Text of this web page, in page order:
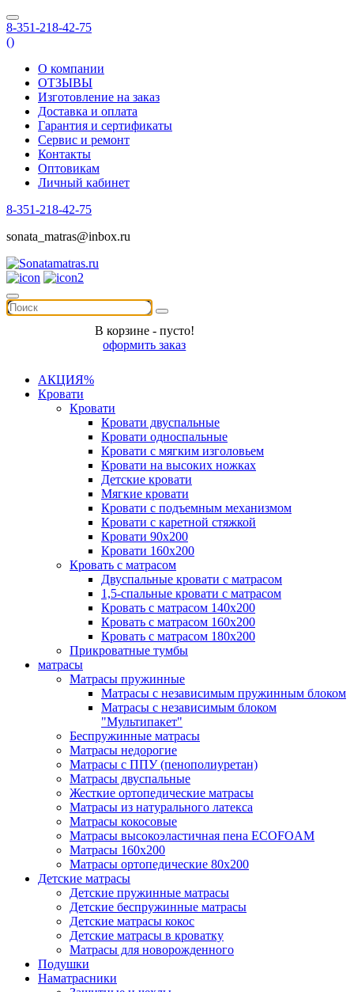
8-351-218-42-75
()
О компании
ОТЗЫВЫ
Изготовление на заказ
Доставка и оплата
Гарантия и сертификаты
Сервис и ремонт
Контакты
Оптовикам
Личный кабинет
8-351-218-42-75
sonata_matras@inbox.ru
В корзине - пусто!
оформить заказ
АКЦИЯ%
Кровати
Кровати
Кровати двуспальные
Кровати односпальные
Кровати с мягким изголовьем
Кровати на высоких ножках
Детские кровати
Мягкие кровати
Кровати с подъемным механизмом
Кровати с каретной стяжкой
Кровати 90х200
Кровати 160х200
Кровать с матрасом
Двуспальные кровати с матрасом
1,5-спальные кровати с матрасом
Кровать с матрасом 140х200
Кровать с матрасом 160х200
Кровать с матрасом 180х200
Прикроватные тумбы
матрасы
Матрасы пружинные
Матрасы с независимым пружинным блоком
Матрасы с независимым блоком
"Мультипакет"
Беспружинные матрасы
Матрасы недорогие
Матрасы с ППУ (пенополиуретан)
Матрасы двуспальные
Жесткие ортопедические матрасы
Матрасы из натурального латекса
Матрасы кокосовые
Матрасы высокоэластичная пена ECOFOAM
Матрасы 160х200
Матрасы ортопедические 80х200
Детские матрасы
Детские пружинные матрасы
Детские беспружинные матрасы
Детские матрасы кокос
Детские матрасы в кроватку
Матрасы для новорожденного
Подушки
Наматрасники